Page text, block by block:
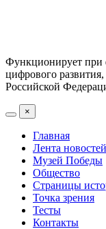
Функционирует при
цифрового
Российской
×
Главная
Лента новостей
Музей Победы
Общество
Страницы
Точка зрения
Тесты
Контакты